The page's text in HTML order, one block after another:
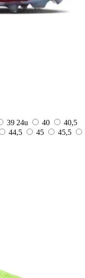
39 24u 40
40,5
44,5 45
45,5